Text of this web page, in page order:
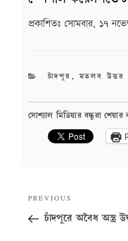
প্রকাশিতঃ সোমবার, ১৭
CATEGORIES
চাঁদপুর ,মতলব উত্তর
সোশ্যাল মিডিয়ার বন্ধুরা
navigation
Previous
Post
PREVIOUS
চাঁদপুরে অবৈধ অস্ত্র